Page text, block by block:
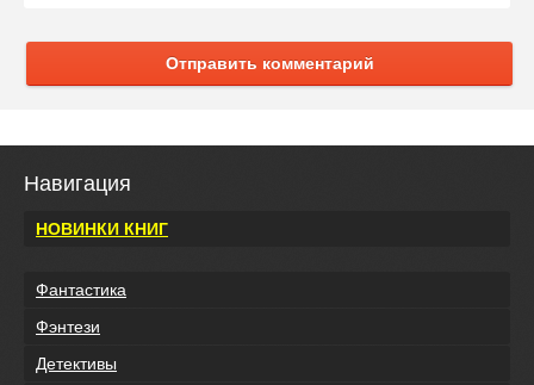
Отправить комментарий
Навигация
НОВИНКИ КНИГ
Фантастика
Фэнтези
Детективы